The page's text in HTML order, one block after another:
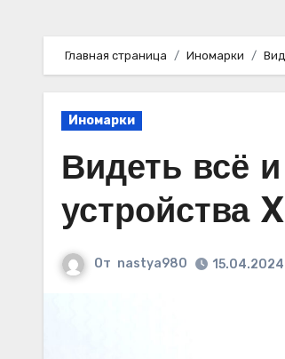
Главная страница Иномарки
Иномарки
Видеть всё
устройства
От nastya980 15.04.2024